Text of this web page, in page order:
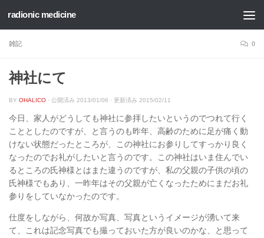
コンテンツへスキップ
radionic medicine
雑記 0
神社にて
BY OHALICO · 公開済み 2013/01/06 · 更新済み 2015/02/11
今日、家人がどうしても神社に参拝したいというのでつれて行く
こととしたのですが、と言うのも昨年、高齢のために足が痛く動
けない状態だったところが、この神社にお参りしてすっかり良く
なったのでお礼がしたいと言うのです。この神社はいま住んでい
るところの氏神様とはまた違うのですが、私の父親の子供の頃の
氏神様でもあり、一昨年はその父親が亡くなったためにまだお礼
参りをしていなかったのです。
仕度をしながら、何故か写真、写真というイメージが湧いて来
て、これは記念写真でも撮っておいた方が良いのかな、と思って